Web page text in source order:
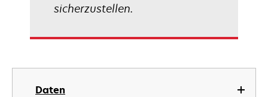
Daten
sicherzustellen.